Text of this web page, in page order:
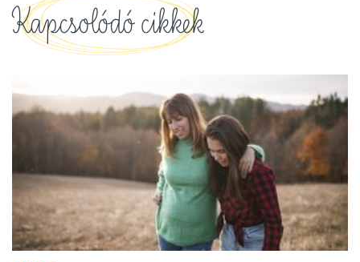
Kapcsolódó cikkek